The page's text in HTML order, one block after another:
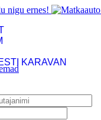
KARAVAN